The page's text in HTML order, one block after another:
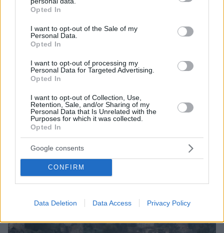
grant or deny consent to Google and its third-party tags to
use your data for below specified purposes in below Google
consent section.
Opted In
I want to opt-out of the Sale of my
Personal Data.
Opted In
I want to opt-out of processing my
Personal Data for Targeted Advertising.
Opted In
I want to opt-out of Collection, Use,
Retention, Sale, and/or Sharing of my
Personal Data that Is Unrelated with the
Purposes for which it was collected.
Opted In
Google consents
CONFIRM
Data Deletion Data Access Privacy Policy
που μπήκε απαρατήρητος στη «Στρατιά του Αιγαίου»
στην Τουρκία
Είχε αμέτρητες αποστολές στη γειτονική χώρα, ενώ
έψαχνε για ίχνη αγνοουμένων της Κύπρου - Ο
αστικός μύθος τον θέλει να έβγαλε φωτογραφίες
μέχρι και Τούρκους αξιωματικούς να κοιμούνται στις
σκηνές τους